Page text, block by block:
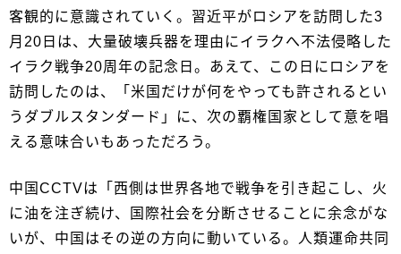
客観的に意識されていく。習近平がロシアを訪問した3
月20日は、大量破壊兵器を理由にイラクへ不法侵略した
イラク戦争20周年の記念日。あえて、この日にロシアを
訪問したのは、「米国だけが何をやっても許されるとい
うダブルスタンダード」に、次の覇権国家として意を唱
える意味合いもあっただろう。
中国CCTVは「西側は世界各地で戦争を引き起こし、火
に油を注ぎ続け、国際社会を分断させることに余念がな
いが、中国はその逆の方向に動いている。人類運命共同